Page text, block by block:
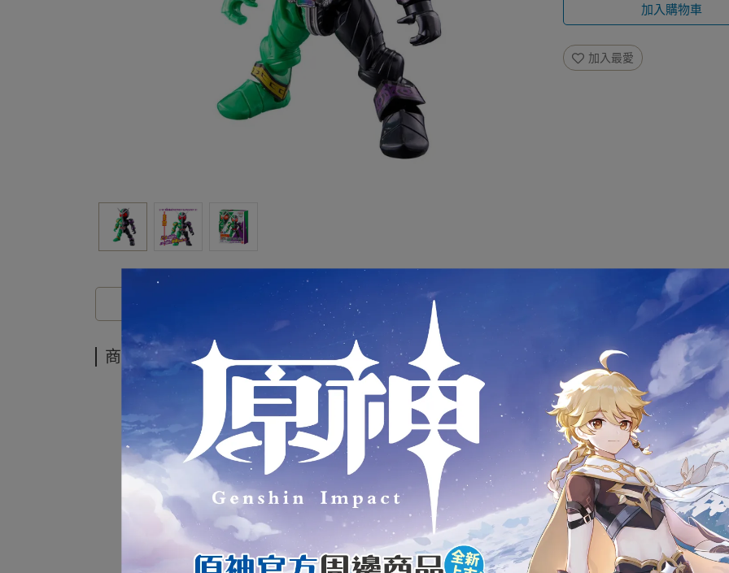
加入購物車
加入最愛
商品介紹
代理版 萬代 BANDAI 假面騎士
QUICK BUILDERS系列 假面騎
全新未拆封
下標前請先詢問